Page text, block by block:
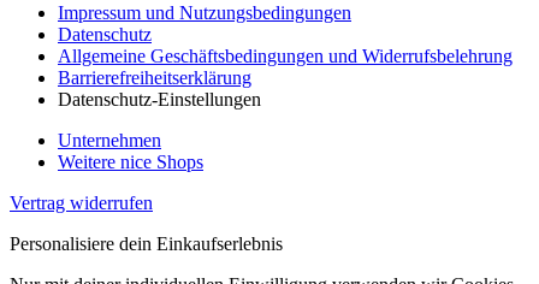
Impressum und Nutzungsbedingungen
Datenschutz
Allgemeine Geschäftsbedingungen und Widerrufsbelehrung
Barrierefreiheitserklärung
Datenschutz-Einstellungen
Unternehmen
Weitere nice Shops
Vertrag widerrufen
Personalisiere dein Einkaufserlebnis